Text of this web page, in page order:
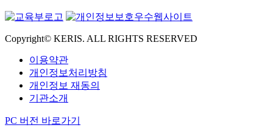
Copyright© KERIS. ALL RIGHTS RESERVED
이용약관
개인정보처리방침
개인정보 재동의
기관소개
PC 버전 바로가기